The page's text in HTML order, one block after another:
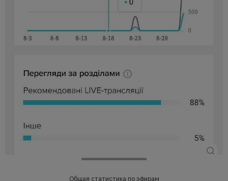
Общая статистика по эфирам